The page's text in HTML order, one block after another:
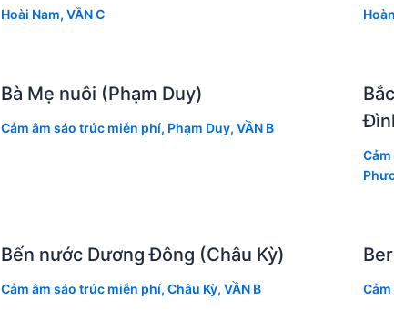
Hoài Nam, VẦN C
Bà Mẹ nuôi (Phạm Duy)
Cảm âm sáo trúc miễn phí, Phạm Duy, VẦN B
Bến nước Dương Đông (Châu Kỳ)
Cảm âm sáo trúc miễn phí, Châu Kỳ, VẦN B